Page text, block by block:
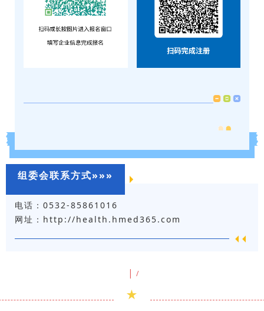
组委会联系方式»»»
电话：0532-85861016
网址：http://health.hmed365.com
|/
★